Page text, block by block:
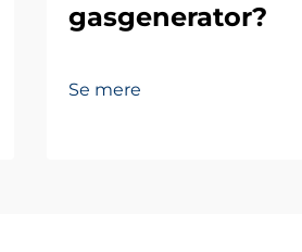
gasgenerator?
Se mere